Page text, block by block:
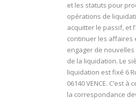
et les statuts pour
opérations de
acquitter le passif, et
continuer les affaires
engager de
de la liquidation. Le
liquidation est fixé 6
06140 VENCE. C’est
la correspondance